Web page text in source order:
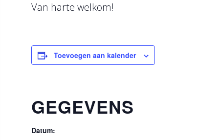
Van harte welkom!
Toevoegen aan kalender
GEGEVENS
Datum: